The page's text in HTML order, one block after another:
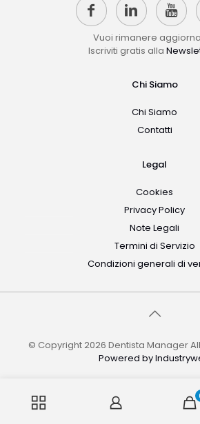
Vuoi rimanere
Iscriviti gratis alla
Chi Siamo
Chi Siamo
Contatti
Legal
Cookies
Privacy Policy
Note Legali
Termini di Servizio
Condizioni generali di
© Copyright 2026 Dentista Manager
Powered by